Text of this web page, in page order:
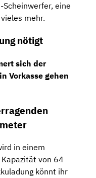
Scheinwerfer, eine
mehr.
nötigt
sich der
Vorkasse gehen
in einem
von 64
könnt ihr